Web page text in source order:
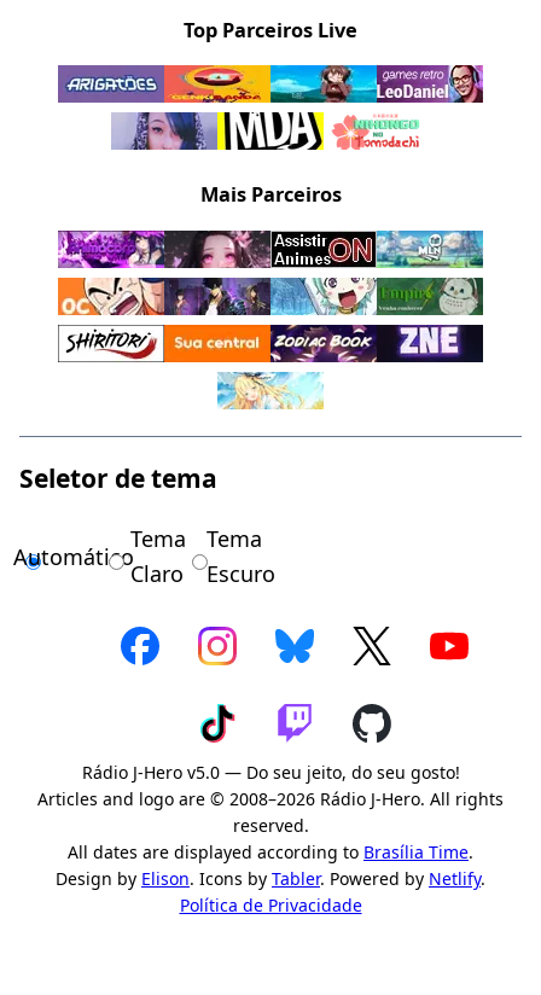
Top Parceiros Live
Mais Parceiros
Seletor de tema
Automático
Tema
Claro
Tema
Escuro
Rádio J-Hero v5.0 — Do seu jeito, do seu gosto!
Articles and logo are © 2008–2026 Rádio J-Hero. All rights
reserved.
All dates are displayed according to Brasília Time.
Design by Elison. Icons by Tabler. Powered by Netlify.
Política de Privacidade